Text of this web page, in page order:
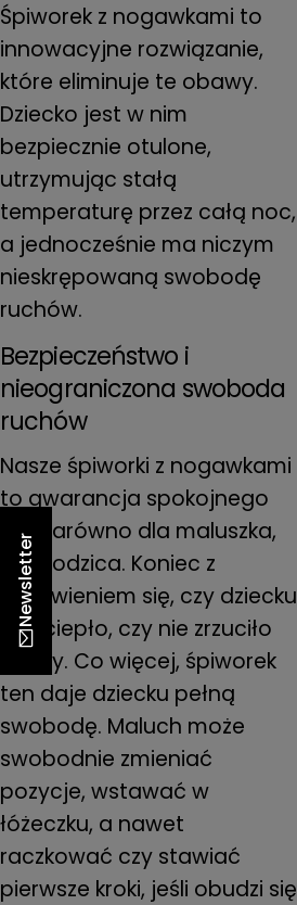
Śpiworek z nogawkami to
innowacyjne rozwiązanie,
które eliminuje te obawy.
Dziecko jest w nim
bezpiecznie otulone,
utrzymując stałą
temperaturę przez całą noc,
a jednocześnie ma niczym
nieskrępowaną swobodę
ruchów.
Bezpieczeństwo i
nieograniczona swoboda
ruchów
Nasze śpiworki z nogawkami
to gwarancja spokojnego
snu zarówno dla maluszka,
jak i rodzica. Koniec z
martwieniem się, czy dziecku
jest ciepło, czy nie zrzuciło
kołdry. Co więcej, śpiworek
ten daje dziecku pełną
swobodę. Maluch może
swobodnie zmieniać
pozycje, wstawać w
łóżeczku, a nawet
raczkować czy stawiać
pierwsze kroki, jeśli obudzi się
Newsletter